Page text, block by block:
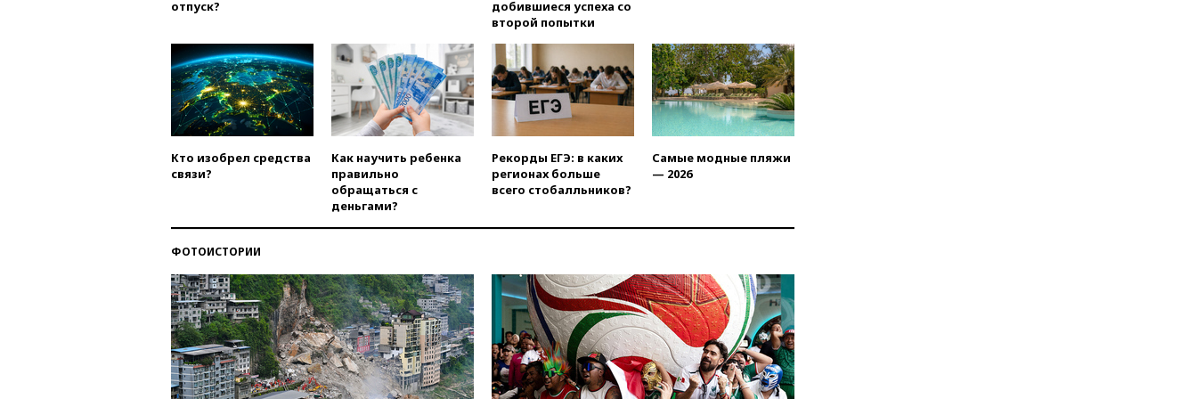
Херсонской области направят
16:16
The Guardian: ученые
США создали
гипоаллергенных собак
15:45
Спутник «Электро-Л» №
5 введен в эксплуатацию
Два человека погибли
при атаках дронов ВСУ в
Брянской области
зафиксирована вспышка
нанести ущерб экономике в
размере €800 млрд
14:49Пентагон озаботился
критикой Трампа по поводу
дефицита боеприпасов
14:40В Германии задержан
отпуск?
добившиеся успеха со
второй попытки
Кто изобрел средства
связи?
Как научить ребенка
правильно
обращаться с
деньгами?
Рекорды ЕГЭ: в каких
регионах больше
всего стобалльников?
Самые модные пляжи
— 2026
ФОТОИСТОРИИ